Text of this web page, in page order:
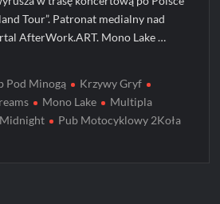
Tour”. Patronat medialny nad
AfterWork.ART. Mono Lake …
Pod Minogą
Krzywy Gryf
Mono Lake
Multipla
Pub Motocyklowy 2Koła